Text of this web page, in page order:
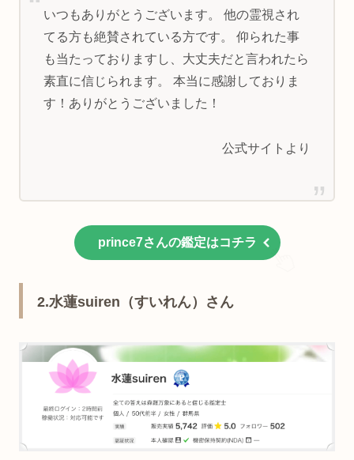
いつもありがとうございます。 他の霊視され
てる方も絶賛されている方です。 仰られた事
も当たっておりますし、大丈夫だと言われたら
素直に信じられます。 本当に感謝しておりま
す！ありがとうございました！
公式サイトより
prince7さんの鑑定はコチラ
2.水蓮suiren（すいれん）さん